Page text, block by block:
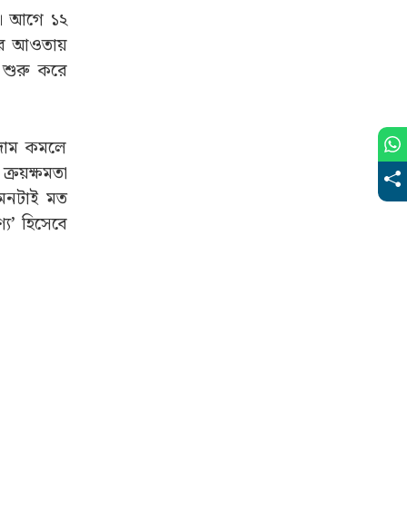
আগে ১২
আওতায়
শুরু করে
কমলে
মত
হিসেবে